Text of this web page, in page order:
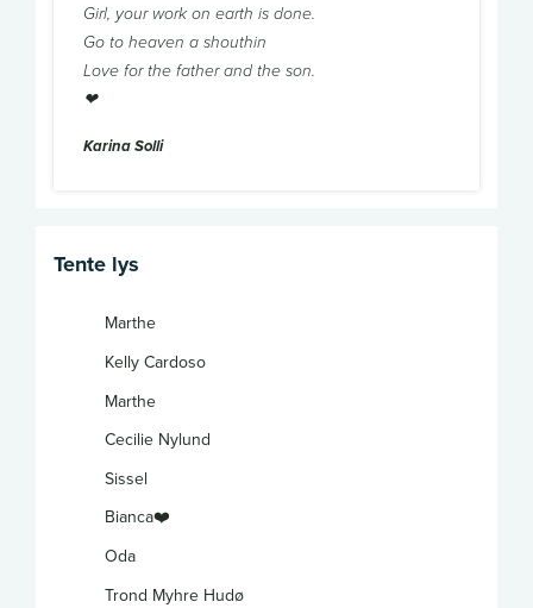
Girl, your work on earth is done.
Go to heaven a shouthin
Love for the father and the son.
❤
Karina Solli
Tente lys
Marthe
Kelly Cardoso
Marthe
Cecilie Nylund
Sissel
Bianca❤️
Oda
Trond Myhre Hudø